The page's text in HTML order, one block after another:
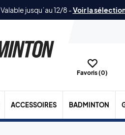
Valable jusqu´au 12/8 -Voir la
Favoris (0)
ACCESSOIRES BADMINTON